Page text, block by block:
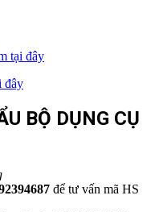
tại đây
đây
BỘ DỤNG CỤ
để tư vấn mã HS